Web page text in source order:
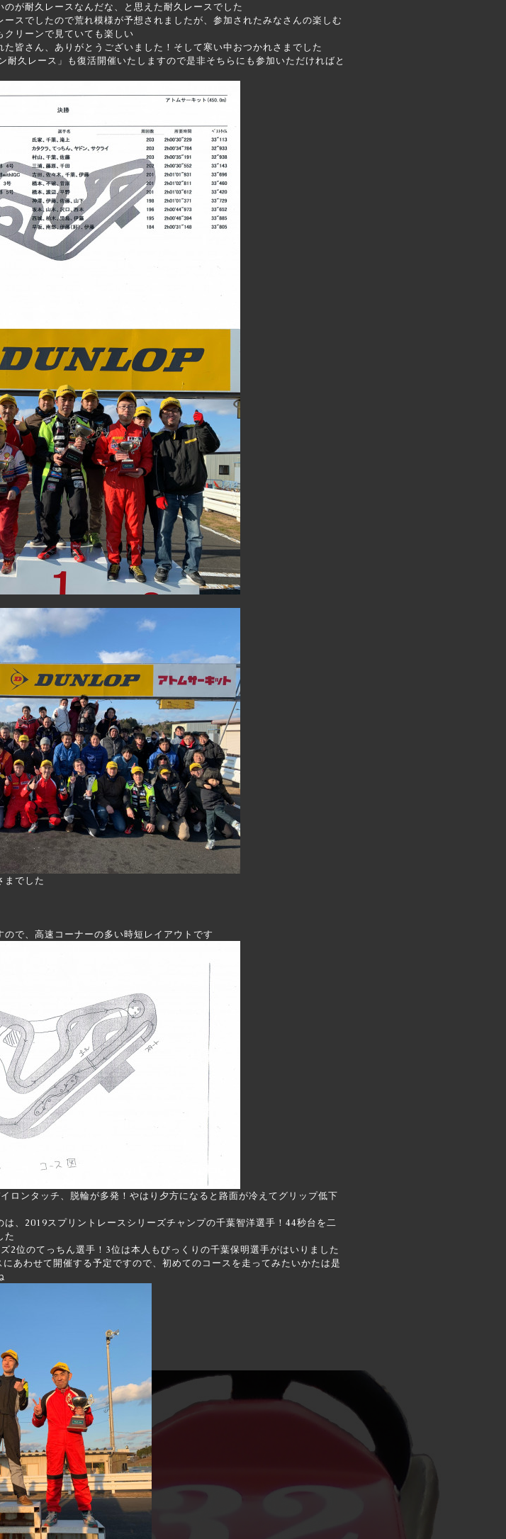
が耐久レースなんだな、と思えた耐久レースでした
スでしたので荒れ模様が予想されましたが、参加されたみなさんの楽しむ
リーンで見ていても楽しい
皆さん、ありがとうございました！そして寒い中おつかれさまでした
耐久レース」も復活開催いたしますので是非そちらにも参加いただければと
までした
で、高速コーナーの多い時短レイアウトです
ロンタッチ、脱輪が多発！やはり夕方になると路面が冷えてグリップ低下
は、2019スプリントレースシリーズチャンプの千葉智洋選手！44秒台を二
た
2位のてっちん選手！3位は本人もびっくりの千葉保明選手がはいりました
あわせて開催する予定ですので、初めてのコースを走ってみたいかたは是